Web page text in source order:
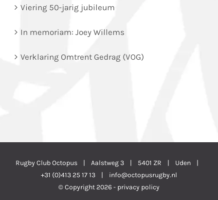
Viering 50-jarig jubileum
In memoriam: Joey Willems
Verklaring Omtrent Gedrag (VOG)
Rugby Club Octopus | Aalstweg 3 | 5401 ZR | Uden |
+31 (0)413 25 17 13 | info@octopusrugby.nl
© Copyright 2026 - privacy policy